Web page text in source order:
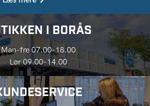
I BORÅS
Man-fre 07.00-18.00
Lør 09.00-14.00